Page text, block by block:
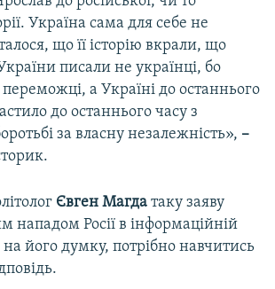
Україна сама для себе не
що її історію вкрали, що
писали не українці, бо
а Україні до останнього
до останнього часу з
за власну незалежність», –
Євген Магда таку заяву
нападом Росії в інформаційній
на його думку, потрібно навчитись